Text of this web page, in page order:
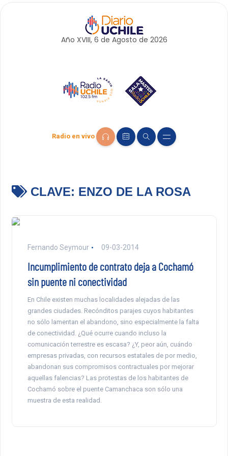
Año XVIII, 6 de Agosto de 2026
Radio en vivo
CLAVE: ENZO DE LA ROSA
Fernando Seymour 09-03-2014
Incumplimiento de contrato deja a Cochamó
sin puente ni conectividad
En Chile existen muchas localidades alejadas de las
grandes ciudades. Recónditos parajes cuyos habitantes
no sólo lamentan el abandono, sino especialmente la falta
de conectividad. ¿Qué ocurre cuando incluso la
comunicación terrestre es escasa? ¿Y, peor aún, cuándo
empresas privadas, con recursos estatales de por medio,
abandonan sus compromisos contractuales por mejorar
aquellas falencias? Las protestas de los habitantes de
Cochamó sobre el puente Camanchaca son sólo una
muestra de esta realidad.